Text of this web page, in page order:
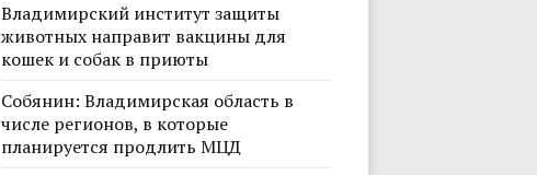
Владимирский институт защиты
животных направит вакцины для
кошек и собак в приюты
Собянин: Владимирская область в
числе регионов, в которые
планируется продлить МЦД